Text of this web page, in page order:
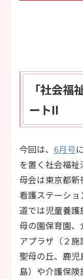
「社会福
ートII
今回は、 6月号
を置く社会福
母会は東京都
看護ステーシ
道では児童養
母の園保育園
アプラザ（２
聖母の丘、鹿
島）や介護保